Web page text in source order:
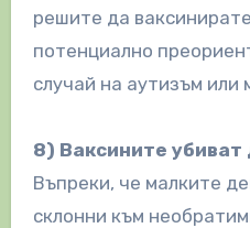
решите да
потенциално
случай на аутизъм
8) Ваксините убиват
Въпреки, че малките
склонни към